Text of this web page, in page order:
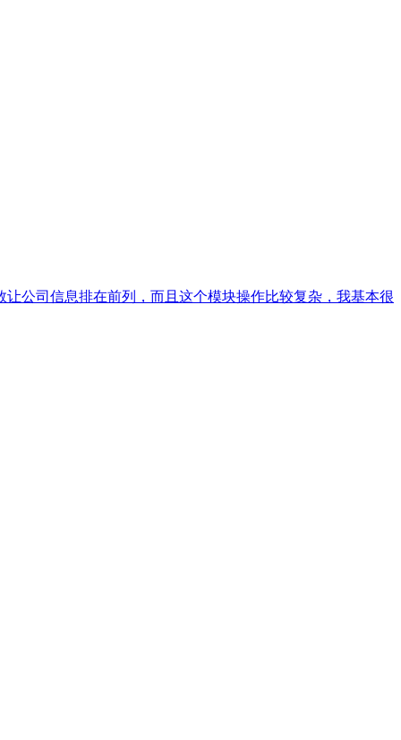
公司信息排在前列，而且这个模块操作比较复杂，我基本很